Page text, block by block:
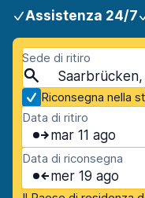
Assistenza 24/7
Sede di ritiro
Saarbrücken,
Riconsegna nella
Data di ritiro
mar 11 ago
Data di riconsegna
mer 19 ago